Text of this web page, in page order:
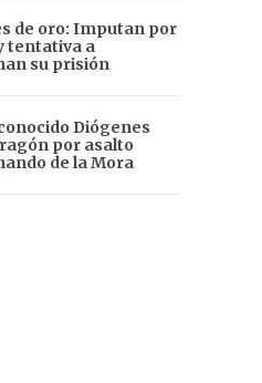
de oro: Imputan por
tentativa a
su prisión
Diógenes
por asalto
de la Mora